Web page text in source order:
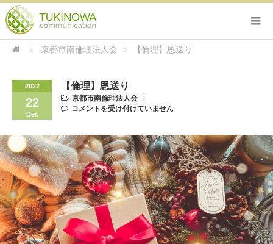
京都市南倫理法人会 【倫理】恩送り
2022
22
Dec
【倫理】恩送り
京都市南倫理法人会
コメントを受け付けていません